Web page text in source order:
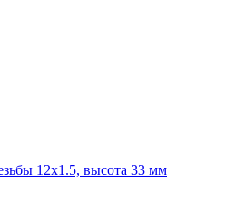
12x1.5, высота 33 мм